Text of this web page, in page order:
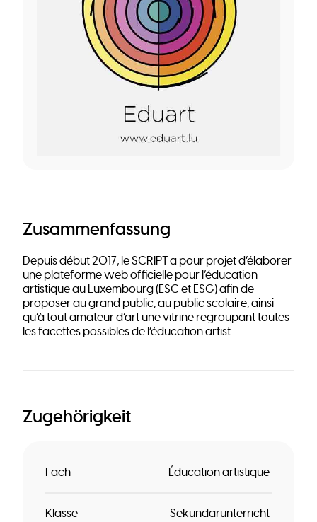
Zusammenfassung
Depuis début 2017, le SCRIPT a pour projet d’élaborer
une plateforme web officielle pour l’éducation
artistique au Luxembourg (ESC et ESG) afin de
proposer au grand public, au public scolaire, ainsi
qu’à tout amateur d’art une vitrine regroupant toutes
les facettes possibles de l’éducation artist
Zugehörigkeit
Fach Éducation artistique
Klasse Sekundarunterricht